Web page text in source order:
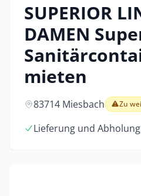
SUPERIOR
DAMEN
mieten
83714 Miesbach Zu
Lieferung und